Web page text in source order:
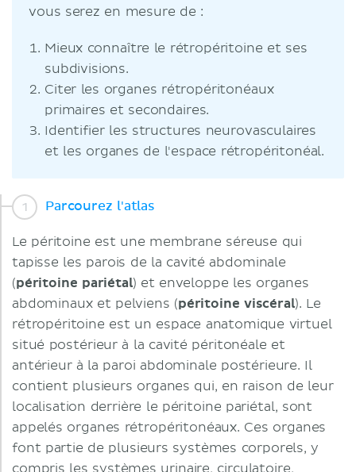
vous serez en mesure de :
Mieux connaître le rétropéritoine et ses
subdivisions.
Citer les organes rétropéritonéaux
primaires et secondaires.
Identifier les structures neurovasculaires
et les organes de l'espace rétropéritonéal.
Parcourez l'atlas
Le péritoine est une membrane séreuse qui
tapisse les parois de la cavité abdominale
(péritoine pariétal) et enveloppe les organes
abdominaux et pelviens (péritoine viscéral). Le
rétropéritoine est un espace anatomique virtuel
situé postérieur à la cavité péritonéale et
antérieur à la paroi abdominale postérieure. Il
contient plusieurs organes qui, en raison de leur
localisation derrière le péritoine pariétal, sont
appelés organes rétropéritonéaux. Ces organes
font partie de plusieurs systèmes corporels, y
compris les systèmes urinaire, circulatoire,